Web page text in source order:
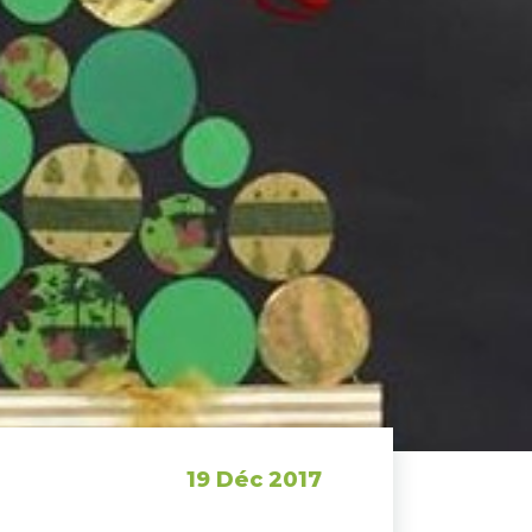
19 Déc 2017